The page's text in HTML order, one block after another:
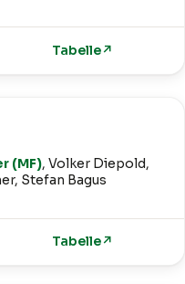
Tabelle↗
(MF), Volker Diepold,
Stefan Bagus
Tabelle↗